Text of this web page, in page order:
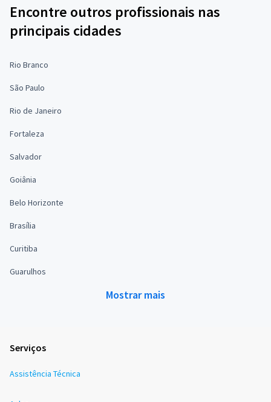
Encontre outros profissionais nas
principais cidades
Rio Branco
São Paulo
Rio de Janeiro
Fortaleza
Salvador
Goiânia
Belo Horizonte
Brasília
Curitiba
Guarulhos
Mostrar mais
Serviços
Assistência Técnica